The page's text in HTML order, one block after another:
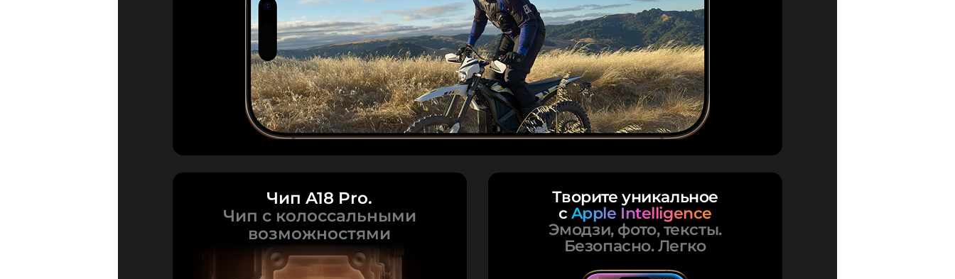
Чип A18 Pro.
Чип с колоссальными
возможностями
Творите уникальное
с Apple Intelligence
Эмодзи, фото, тексты.
Безопасно. Легко